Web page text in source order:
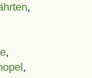
,
,
,